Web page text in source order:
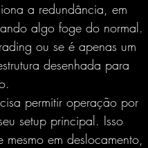
a redundância, em
algo foge do normal.
ou se é apenas um
desenhada para
permitir operação por
setup principal. Isso
em deslocamento,